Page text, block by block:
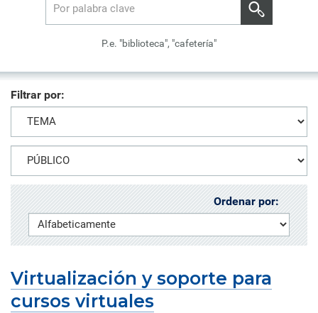
P.e. "biblioteca", "cafetería"
Filtrar por:
Ordenar por:
Virtualización y soporte para
cursos virtuales